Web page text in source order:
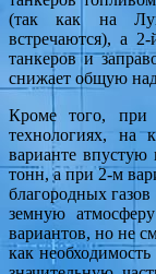
(так как на
встречаются), а
танкеров и
снижает общую
Кроме того, при
технологиях, на
варианте впустую
тонн, а при 2-м
благородных
земную
вариантов, но не
как